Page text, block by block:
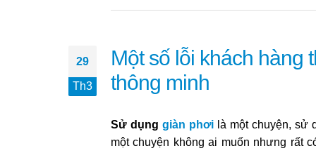
29
Th3
Một số lỗi khách
thông minh
Sử dụnggiàn phơi là một chuyện, sử
một chuyện không ai muốn nhưng rất